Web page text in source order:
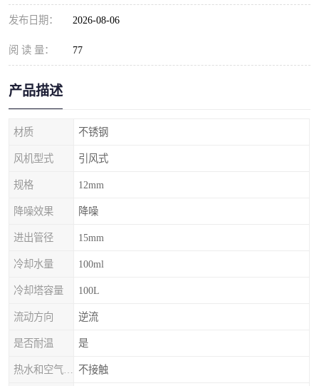
发布日期： 2026-08-06
阅 读 量： 77
产品描述
材质 不锈钢
风机型式 引风式
规格 12mm
降噪效果 降噪
进出管径 15mm
冷却水量 100ml
冷却塔容量 100L
流动方向 逆流
是否耐温 是
不接触